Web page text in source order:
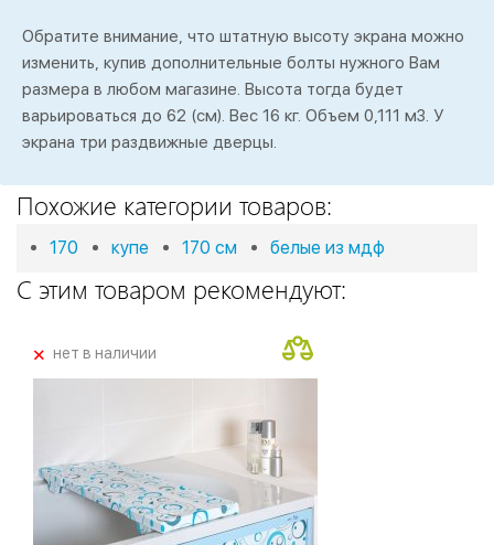
Обратите внимание, что штатную высоту экрана можно
изменить, купив дополнительные болты нужного Вам
размера в любом магазине. Высота тогда будет
варьироваться до 62 (см). Вес 16 кг. Объем 0,111 м3. У
экрана три раздвижные дверцы.
Похожие категории товаров:
170 купе 170 см белые из мдф
С этим товаром рекомендуют:
+нет в наличии